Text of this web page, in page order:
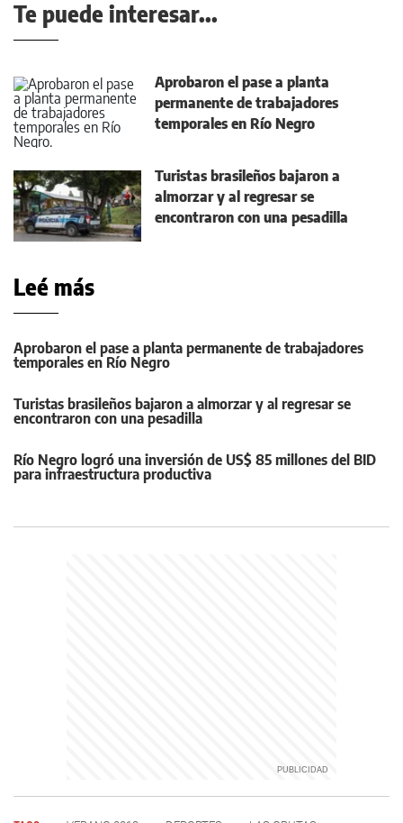
Te puede interesar...
Aprobaron el pase a planta
permanente de trabajadores
temporales en Río Negro
Turistas brasileños bajaron a
almorzar y al regresar se
encontraron con una pesadilla
Leé más
Aprobaron el pase a planta permanente de trabajadores
temporales en Río Negro
Turistas brasileños bajaron a almorzar y al regresar se
encontraron con una pesadilla
Río Negro logró una inversión de US$ 85 millones del BID
para infraestructura productiva